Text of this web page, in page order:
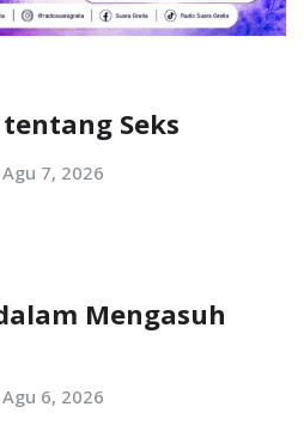
Seks
Agu 7, 2026
Mengasuh
Agu 6, 2026